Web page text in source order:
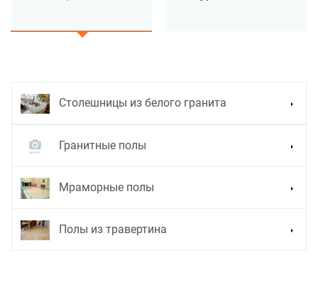
Столешницы из белого гранита
Гранитные полы
Мраморные полы
Полы из травертина